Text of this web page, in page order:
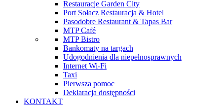
Restauracje Garden City
Port Sołacz Restauracja & Hotel
Pasodobre Restaurant & Tapas Bar
MTP Café
MTP Bistro
Bankomaty na targach
Udogodnienia dla niepełnosprawnych
Internet Wi-Fi
Taxi
Pierwsza pomoc
Deklaracja dostępności
KONTAKT